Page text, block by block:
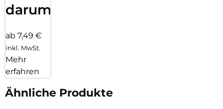
darum!
ab 7,49 €
inkl. MwSt.
Mehr
erfahren
Ähnliche Produkte